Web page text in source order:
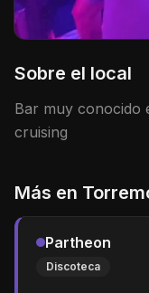
Sobre el local
Bar muy conocido
cruising
Más en
Partheon
Discoteca